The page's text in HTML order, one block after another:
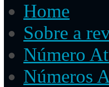
Home
Sobre a
Número
Números